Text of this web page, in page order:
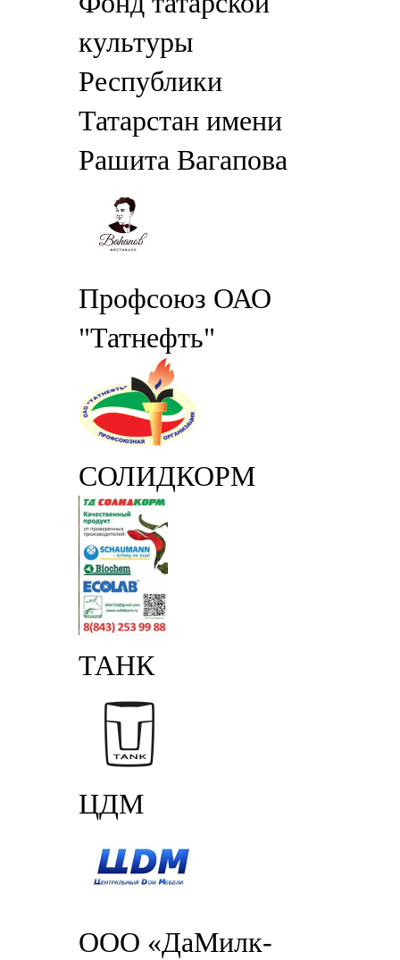
культуры
Республики
Татарстан имени
Рашита Вагапова
Профсоюз ОАО
"Татнефть"
СОЛИДКОРМ
ТАНК
ЦДМ
ООО «ДаМилк-